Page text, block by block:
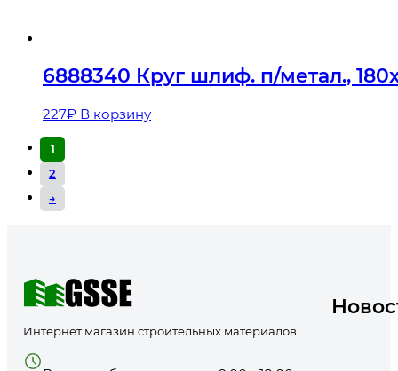
6888340 Круг шлиф. п/метал.,
227₽ В корзину
1
2
→
Интернет магазин строительных материалов